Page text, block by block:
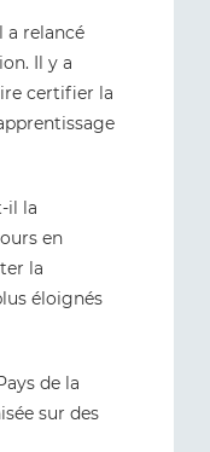
a relancé
Il y a
certifier la
il la
en
la
éloignés
de la
sur des